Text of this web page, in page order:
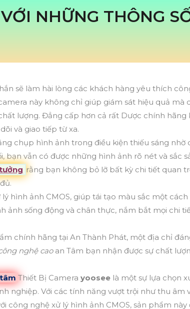
VỚI NHỮNG THÔNG
sẽ làm hài lòng các khách hàng yêu thích
này không chỉ giúp giám sát hiệu quả mà
lượng. Đẳng cấp hơn cả rất Dược chính hãng
và giao tiếp từ xa.
chụp hình ảnh trong điều kiện thiếu sáng nhờ
bạn vẫn có được những hình ảnh rõ nét và sắc
rằng bạn không bỏ lỡ bất kỳ chi tiết quan
hình ảnh CMOS, giúp tái tạo màu sắc một
ảnh sống động và chân thực, nắm bắt mọi chi
chính hãng tại An Thành Phát, một địa chỉ
nghệ caoan Tâm bạn nhận được sự chất
Thiết Bị Camera yoosee là một sự lựa chọn
nghiệp. Với các tính năng vượt trội như thu âm
công nghệ xử lý hình ảnh CMOS, sản phẩm này